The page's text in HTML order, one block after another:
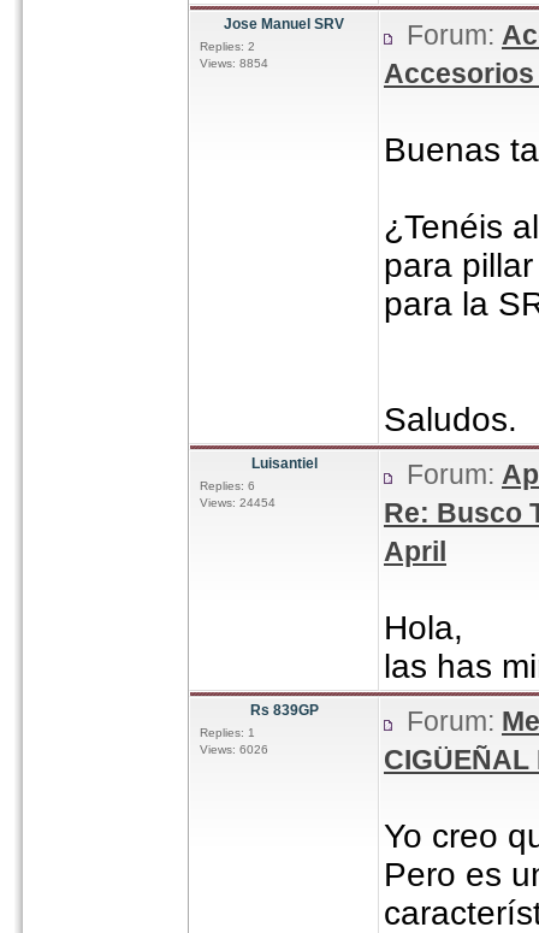
Jose Manuel SRV
Replies: 2
Views: 8854
Forum:
Accesorios
Buenas
¿Tenéis
para
para la
Saludos.
Luisantiel
Replies: 6
Views: 24454
Forum:
Re: Busco
April
Hola,
las has
Rs 839GP
Replies: 1
Views: 6026
Forum:
CIGÜEÑAL
Yo creo
Pero es